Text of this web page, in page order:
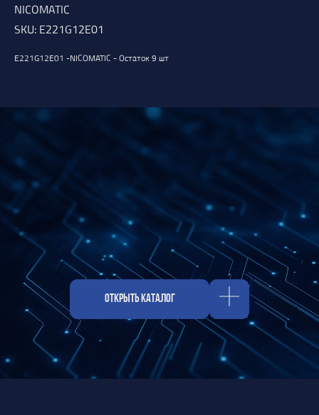
NICOMATIC
SKU: E221G12E01
E221G12E01 -NICOMATIC - Остаток 9 шт
Свяжитесь с нами
г. Санкт - Петербург, Торфяная дорога,
д. 7ф, БЦ «Гулливер2», офис 208
Отдел продаж:
hello@spm-electro.ru
Для предложений и обратной связи:
zakaz@spm-electro.ru
8 (812) 245 38 01